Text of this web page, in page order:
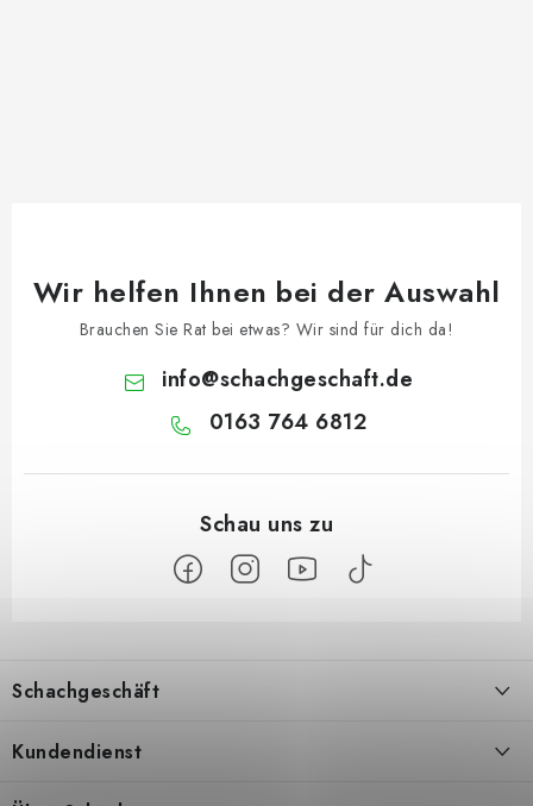
Wir helfen Ihnen bei der Auswahl
Brauchen Sie Rat bei etwas? Wir sind für dich da!
info@schachgeschaft.de
0163 764 6812
ß
z
e
Schachgeschäft
Kontakt
Kundendienst
Geschäftsbedingungen